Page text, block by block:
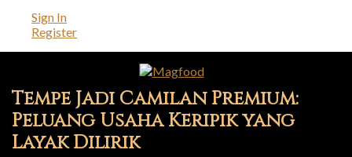
Sign In
Register
Tempe Jadi Camilan Premium:
Peluang Usaha Keripik yang
Layak Dilirik